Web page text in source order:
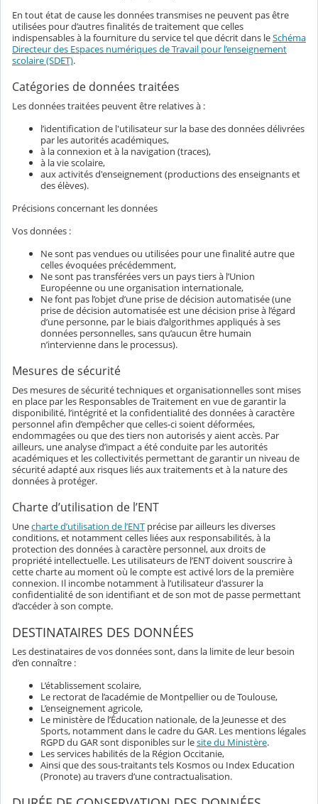
En tout état de cause les données transmises ne peuvent pas être
utilisées pour d’autres finalités de traitement que celles
indispensables à la fourniture du service tel que décrit dans leSchéma
Directeur des Espaces numériques de Travail pour l’enseignement
scolaire (SDET).
Catégories de données traitées
Les données traitées peuvent être relatives à :
l’identification de l'utilisateur sur la base des données délivrées
par les autorités académiques,
à la connexion et à la navigation (traces),
à la vie scolaire,
aux activités d'enseignement (productions des enseignants et
des élèves).
Précisions concernant les données
Vos données :
Ne sont pas vendues ou utilisées pour une finalité autre que
celles évoquées précédemment,
Ne sont pas transférées vers un pays tiers à l’Union
Européenne ou une organisation internationale,
Ne font pas l’objet d’une prise de décision automatisée (une
prise de décision automatisée est une décision prise à l’égard
d’une personne, par le biais d’algorithmes appliqués à ses
données personnelles, sans qu’aucun être humain
n’intervienne dans le processus).
Mesures de sécurité
Des mesures de sécurité techniques et organisationnelles sont mises
en place par les Responsables de Traitement en vue de garantir la
disponibilité, l’intégrité et la confidentialité des données à caractère
personnel afin d’empêcher que celles-ci soient déformées,
endommagées ou que des tiers non autorisés y aient accès. Par
ailleurs, une analyse d’impact a été conduite par les autorités
académiques et les collectivités permettant de garantir un niveau de
sécurité adapté aux risques liés aux traitements et à la nature des
données à protéger.
Charte d’utilisation de l’ENT
Unecharte d’utilisation de l’ENT précise par ailleurs les diverses
conditions, et notamment celles liées aux responsabilités, à la
protection des données à caractère personnel, aux droits de
propriété intellectuelle. Les utilisateurs de l’ENT doivent souscrire à
cette charte au moment où le compte est activé lors de la première
connexion. Il incombe notamment à l’utilisateur d'assurer la
confidentialité de son identifiant et de son mot de passe permettant
d’accéder à son compte.
DESTINATAIRES DES DONNÉES
Les destinataires de vos données sont, dans la limite de leur besoin
d’en connaître :
L’établissement scolaire,
Le rectorat de l’académie de Montpellier ou de Toulouse,
L’enseignement agricole,
Le ministère de l’Éducation nationale, de la Jeunesse et des
Sports, notamment dans le cadre du GAR. Les mentions légales
RGPD du GAR sont disponibles sur lesite du Ministère.
Les services habilités de la Région Occitanie,
Ainsi que des sous-traitants tels Kosmos ou Index Education
(Pronote) au travers d’une contractualisation.